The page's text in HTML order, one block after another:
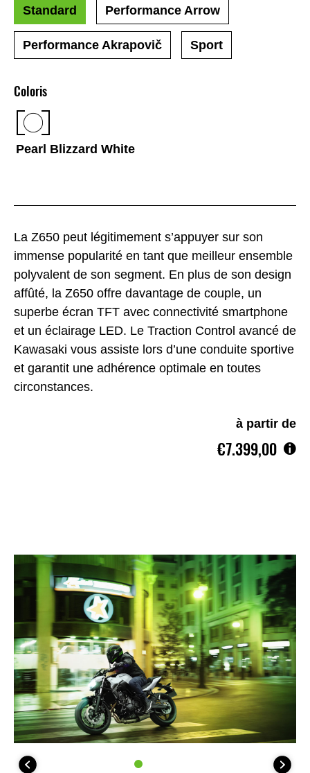
La Z650 peut légitimement s’appuyer sur son
immense popularité en tant que meilleur ensemble
polyvalent de son segment. En plus de son design
affûté, la Z650 offre davantage de couple, un
superbe écran TFT avec connectivité smartphone
et un éclairage LED. Le Traction Control avancé de
Kawasaki vous assiste lors d’une conduite sportive
et garantit une adhérence optimale en toutes
circonstances.
à partir de
€7.399,00
Coloris
Pearl Blizzard White
Standard Performance Arrow
Performance Akrapovič Sport